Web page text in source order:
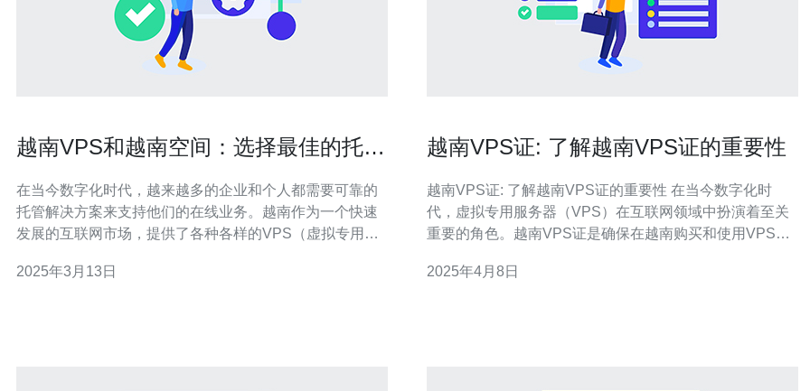
越南VPS和越南空间：选择最佳的托管
在当今数字化时代，越来越多的企业和个人都需要可靠的
托管解决方案来支持他们的在线业务。越南作为一个快速
发展的互联网市场，提供了各种各样的VPS（虚拟专用服
南空间托管，并帮助您选择最佳的解决方案。 VPS是一种
2025年3月13日
越南VPS证: 了解越南VPS证的重要性
越南VPS证: 了解越南VPS证的重要性 在当今数字化时
代，虚拟专用服务器（VPS）在互联网领域中扮演着至关
重要的角色。越南VPS证是确保在越南购买和使用VPS的
获取该证书。 越南VPS证是由越南政府颁发的证书，用于
2025年4月8日